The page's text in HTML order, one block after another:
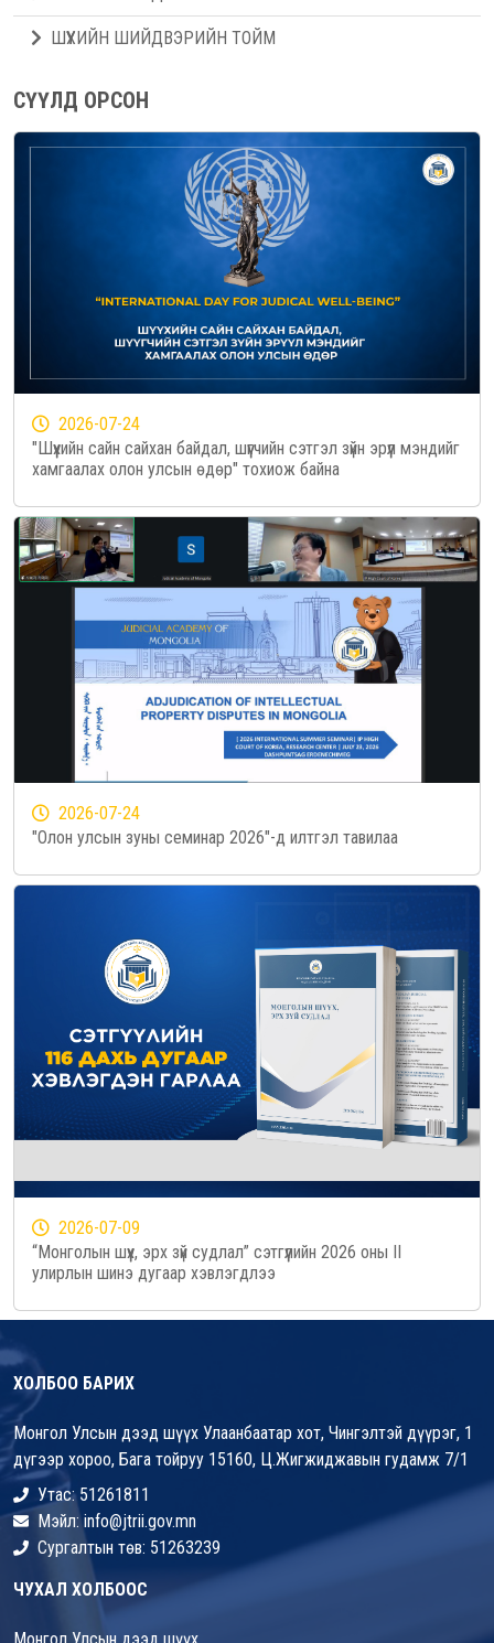
ШҮҮХИЙН ШИЙДВЭРИЙН ТОЙМ
СҮҮЛД ОРСОН
2026-07-24
"Шүүхийн сайн сайхан байдал, шүүгчийн сэтгэл зүйн эрүүл мэндийг
хамгаалах олон улсын өдөр" тохиож байна
2026-07-24
"Олон улсын зуны семинар 2026"-д илтгэл тавилаа
2026-07-09
“Монголын шүүх, эрх зүй судлал” сэтгүүлийн 2026 оны II
улирлын шинэ дугаар хэвлэгдлээ
ХОЛБОО БАРИХ
Монгол Улсын дээд шүүх Улаанбаатар хот, Чингэлтэй дүүрэг, 1
дүгээр хороо, Бага тойруу 15160, Ц.Жигжиджавын гудамж 7/1
Утас: 51261811
Мэйл: info@jtrii.gov.mn
Сургалтын төв: 51263239
ЧУХАЛ ХОЛБООС